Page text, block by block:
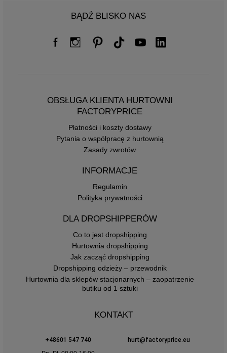
BĄDŹ BLISKO NAS
OBSŁUGA KLIENTA HURTOWNI
FACTORYPRICE
Płatności i koszty dostawy
Pytania o współpracę z hurtownią
Zasady zwrotów
INFORMACJE
Regulamin
Polityka prywatności
DLA DROPSHIPPERÓW
Co to jest dropshipping
Hurtownia dropshipping
Jak zacząć dropshipping
Dropshipping odzieży – przewodnik
Hurtownia dla sklepów stacjonarnych – zaopatrzenie
butiku od 1 sztuki
KONTAKT
+48601 547 740
hurt@factoryprice.eu